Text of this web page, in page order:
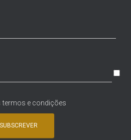
termos e condições